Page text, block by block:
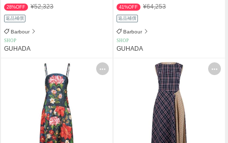
28%OFF ¥52,323
返品補償
Barbour
SHOP
GUHADA
41%OFF ¥64,253
返品補償
Barbour
SHOP
GUHADA